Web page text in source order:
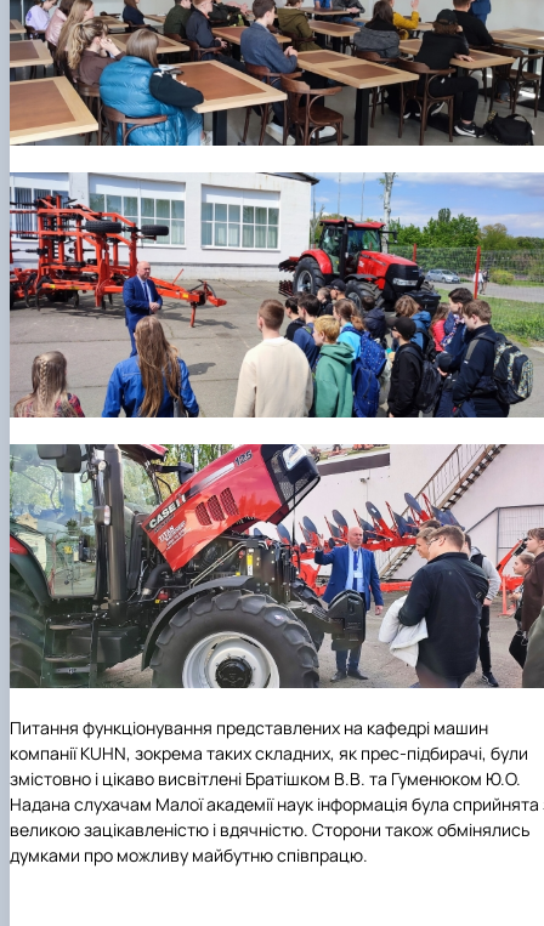
Питання функціонування представлених на кафедрі машин
компаніїKUHN, зокрема таких складних, як прес-підбирачі, були
змістовно і цікаво висвітлені Братішком В.В. та Гуменюком Ю.О.
Надана слухачам Малої академії наук інформація була сприйнята
великою зацікавленістю і вдячністю. Сторони також обмінялись
думками про можливу майбутню співпрацю.